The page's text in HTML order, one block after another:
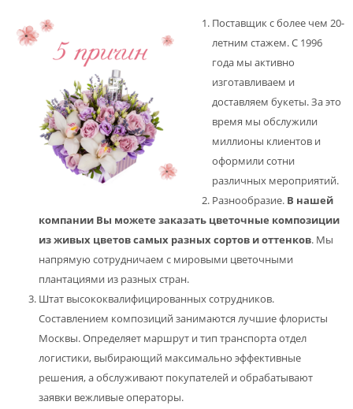
Поставщик с более чем 20-
летним стажем. С 1996
года мы активно
изготавливаем и
доставляем букеты. За это
время мы обслужили
миллионы клиентов и
оформили сотни
различных мероприятий.
Разнообразие. В нашей
компании Вы можете заказать цветочные композиции
из живых цветов самых разных сортов и оттенков. Мы
напрямую сотрудничаем с мировыми цветочными
плантациями из разных стран.
Штат высококвалифицированных сотрудников.
Составлением композиций занимаются лучшие флористы
Москвы. Определяет маршрут и тип транспорта отдел
логистики, выбирающий максимально эффективные
решения, а обслуживают покупателей и обрабатывают
заявки вежливые операторы.